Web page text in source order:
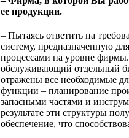
ее продукции.
– Пытаясь ответить на
систему, предназначенную
процессами на уровне
обслуживающий отдельный
отражены все необходимые
функции – планирование
запасными частями и
результате эти структуры
обеспечение, что